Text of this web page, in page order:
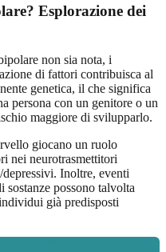
Esplorazione dei
non sia nota, i
di fattori contribuisca al
genetica, il che significa
persona con un genitore o un
maggiore di svilupparlo.
giocano un ruolo
nei neurotrasmettitori
Inoltre, eventi
sostanze possono talvolta
già predisposti